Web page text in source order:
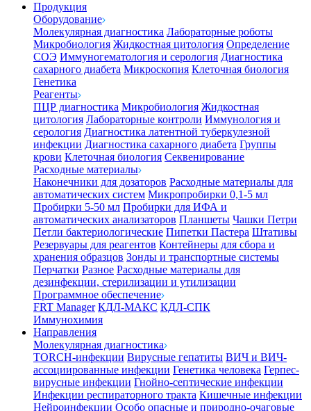
Продукция
Оборудование
Молекулярная диагностика Лабораторные роботы
Микробиология Жидкостная цитология Определение
СОЭ Иммуногематология и серология Диагностика
сахарного диабета Микроскопия Клеточная биология
Генетика
Реагенты
ПЦР диагностика Микробиология Жидкостная
цитология Лабораторные контроли Иммунология и
серология Диагностика латентной туберкулезной
инфекции Диагностика сахарного диабета Группы
крови Клеточная биология Секвенирование
Расходные материалы
Наконечники для дозаторов Расходные материалы для
автоматических систем Микропробирки 0,1-5 мл
Пробирки 5-50 мл Пробирки для ИФА и
автоматических анализаторов Планшеты Чашки Петри
Петли бактериологические Пипетки Пастера Штативы
Резервуары для реагентов Контейнеры для сбора и
хранения образцов Зонды и транспортные системы
Перчатки Разное Расходные материалы для
дезинфекции, стерилизации и утилизации
Программное обеспечение
FRT Manager КДЛ-МАКС КДЛ-СПК
Иммунохимия
Направления
Молекулярная диагностика
TORCH-инфекции Вирусные гепатиты ВИЧ и ВИЧ-
ассоциированные инфекции Генетика человека Герпес-
вирусные инфекции Гнойно-септические инфекции
Инфекции респираторного тракта Кишечные инфекции
Нейроинфекции Особо опасные и природно-очаговые